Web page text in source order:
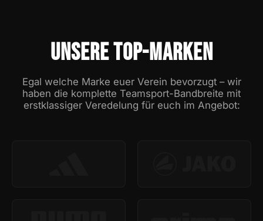
UNSERE TOP-MARKEN
Egal welche Marke euer Verein bevorzugt – wir
haben die komplette Teamsport-Bandbreite mit
erstklassiger Veredelung für euch im Angebot: